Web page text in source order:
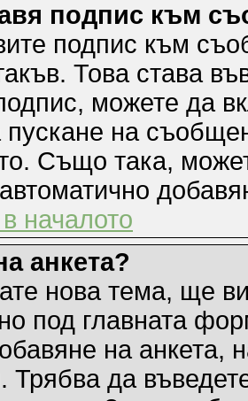
подпис към
подпис към
Това става
можете да
на
Също така,
началото
анкета?
нова тема, ще
под главната
на анкета,
да